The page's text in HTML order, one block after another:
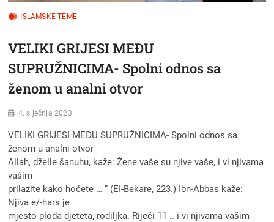
ISLAMSKE TEME
VELIKI GRIJESI MEĐU
SUPRUŽNICIMA- Spolni odnos sa
ženom u analni otvor
4. siječnja 2023.
VELIKI GRIJESI MEĐU SUPRUŽNICIMA- Spolni odnos sa
ženom u analni otvor
Allah, dželle šanuhu, kaže: Žene vaše su njive vaše, i vi njivama
vašim
prilazite kako hoćete … ” (EI-Bekare, 223.) Ibn-Abbas kaže:
Njiva e/-hars je
mjesto ploda djeteta, rodiljka. Riječi 11 .. i vi njivama vašim